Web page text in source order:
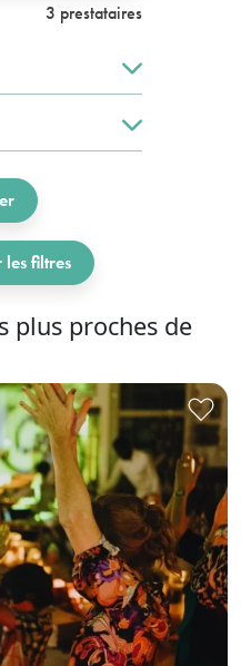
3 prestataires
les filtres
plus proches de